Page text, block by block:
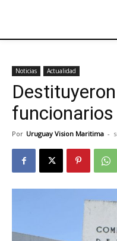
Noticias Actualidad
funcionarios
Por Uruguay Vision Maritima -